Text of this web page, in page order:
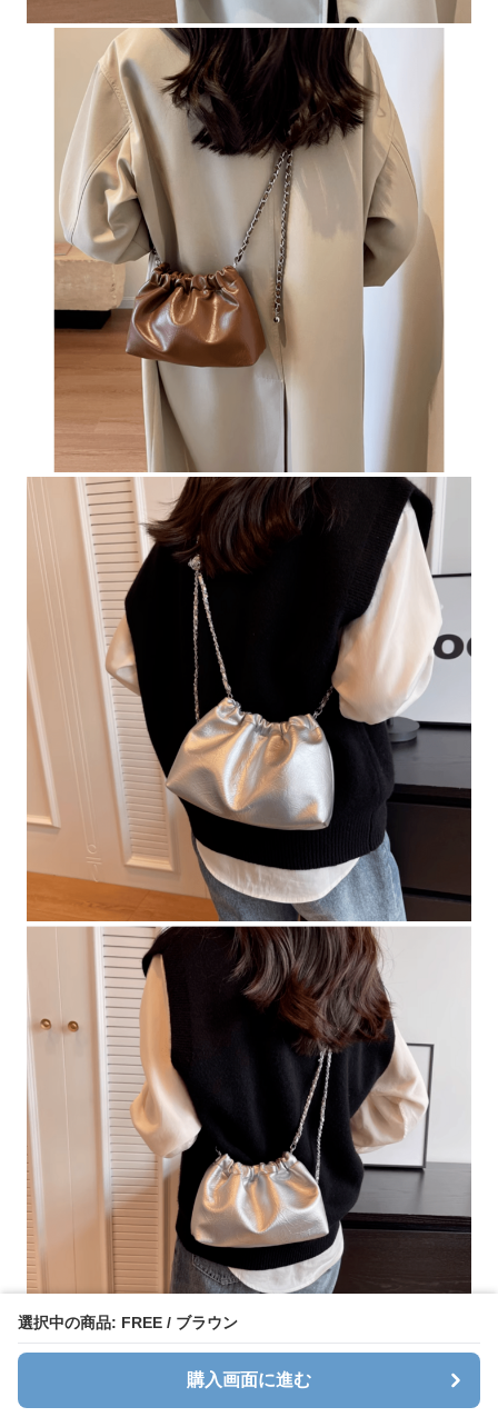
選択中の商品: FREE / ブラウン
購入画面に進む